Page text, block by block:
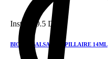
Instock 9.5 DH
BIOZID BALSAM CAPILLAIRE 14ML